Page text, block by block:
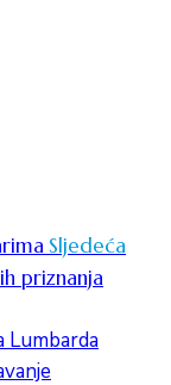
Sljedeća
priznanja